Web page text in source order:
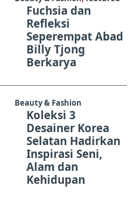
Fuchsia dan
Refleksi
Seperempat Abad
Billy Tjong
Berkarya
Beauty & Fashion
Koleksi 3
Desainer Korea
Selatan Hadirkan
Inspirasi Seni,
Alam dan
Kehidupan